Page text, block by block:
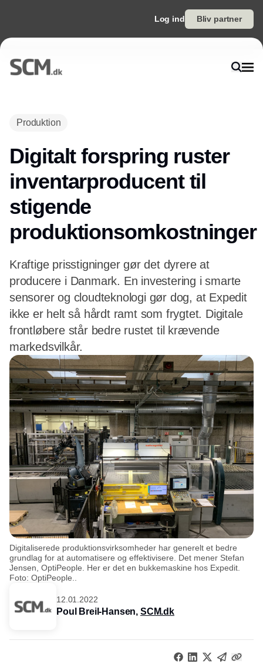
Log ind Bliv partner
Produktion
Digitalt forspring ruster
inventarproducent til
stigende
produktionsomkostninger
Kraftige prisstigninger gør det dyrere at
producere i Danmark. En investering i smarte
sensorer og cloudteknologi gør dog, at Expedit
ikke er helt så hårdt ramt som frygtet. Digitale
frontløbere står bedre rustet til krævende
markedsvilkår.
Digitaliserede produktionsvirksomheder har generelt et bedre
grundlag for at automatisere og effektivisere. Det mener Stefan
Jensen, OptiPeople. Her er det en bukkemaskine hos Expedit.
Foto: OptiPeople..
12.01.2022
Poul Breil-Hansen, SCM.dk